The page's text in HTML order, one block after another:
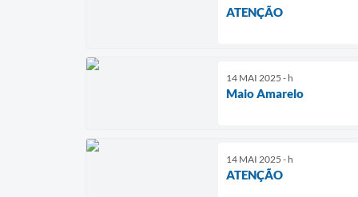
ATENÇÃO
14 MAI 2025 - h
Maio Amarelo
14 MAI 2025 - h
ATENÇÃO